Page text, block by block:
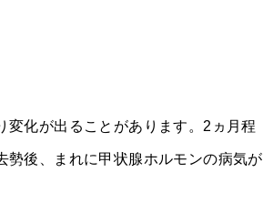
化が出ることがあります。2ヵ月程
勢後、まれに甲状腺ホルモンの病気が